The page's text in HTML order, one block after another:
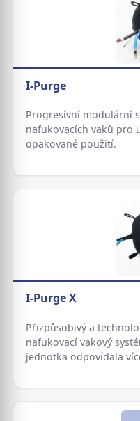
I-Purge
Progresívní modulární
nafukovacích vaků pro
opakované použití.
I-Purge X
Přizpůsobivý a
nafukovací vakový
jednotka odpovídala